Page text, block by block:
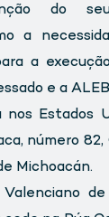
do
a
a
e a
Estados
número 82,
Michoacán.
de